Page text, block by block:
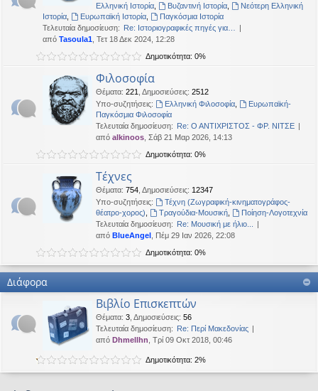
Ελληνική Ιστορία
Βυζαντινή Ιστορία,
Νεότερη Ελληνική
Ιστορία
Ευρωπαϊκή Ιστορία,
Παγκόσμια Ιστορία
Τελευταία δημοσίευση: Re: Ιστοριογραφικές πηγές για…
από Tasoula1 , Τετ 18 Δεκ 2024, 12:28
Δημοτικότητα: 0%
Φιλοσοφία
Θέματα: 221 Δημοσιεύσεις: 2512
Υπο-συζητήσεις:
Ελληνική Φιλοσοφία,
Ευρωπαϊκή-
Παγκόσμια Φιλοσοφία
Τελευταία δημοσίευση: Re: Ο ΑΝΤΙΧΡΙΣΤΟΣ - ΦΡ. ΝΙΤΣΕ
από alkinoos , Σάβ 21 Μαρ 2026, 14:13
Δημοτικότητα: 0%
Τέχνες
Θέματα: 754 Δημοσιεύσεις: 12347
Υπο-συζητήσεις:
Τέχνη (Ζωγραφική-κινηματογράφος-
θέατρο-χορος)
Τραγούδια-Μουσική,
Ποίηση-Λογοτεχνία
Τελευταία δημοσίευση: Re: Μουσική με ήλιο...
από BlueAngel , Πέμ 29 Ιαν 2026, 22:08
Δημοτικότητα: 0%
Διάφορα
Βιβλίο Επισκεπτών
Θέματα: 3 Δημοσιεύσεις: 56
Τελευταία δημοσίευση: Re: Περί Μακεδονίας
από Dhmellhn , Τρί 09 Οκτ 2018, 00:46
Δημοτικότητα: 2%